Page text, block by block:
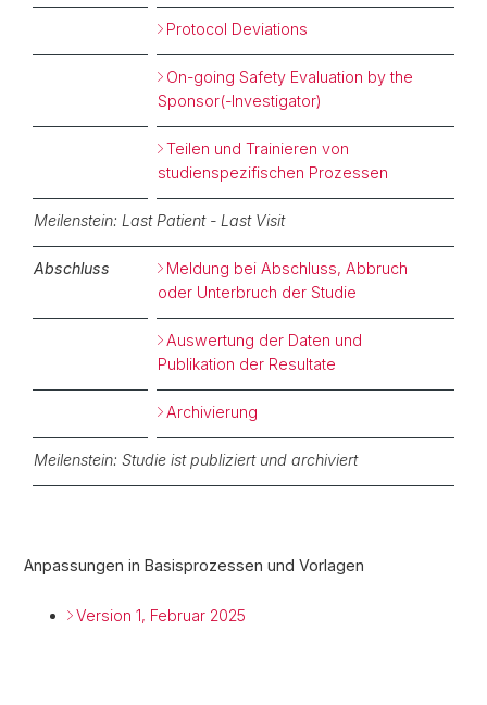
Protocol Deviations
On-going Safety Evaluation by the
Sponsor(-Investigator)
Teilen und Trainieren von
studienspezifischen Prozessen
Meilenstein: Last Patient - Last Visit
Abschluss
Meldung bei Abschluss, Abbruch
oder Unterbruch der Studie
Auswertung der Daten und
Publikation der Resultate
Archivierung
Meilenstein: Studie ist publiziert und archiviert
Anpassungen in Basisprozessen und Vorlagen
Version 1, Februar 2025